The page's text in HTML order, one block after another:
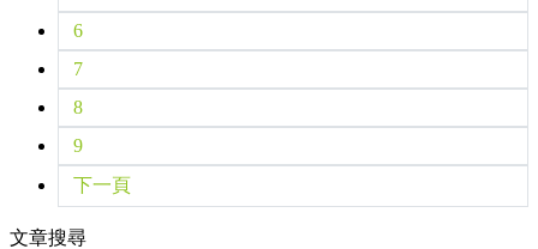
6
7
8
9
下一頁
文章搜尋